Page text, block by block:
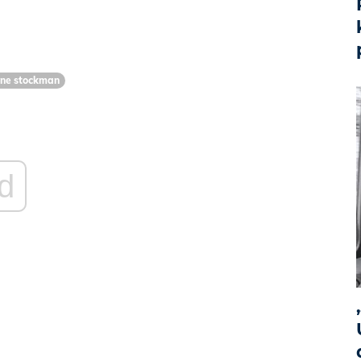
stockman